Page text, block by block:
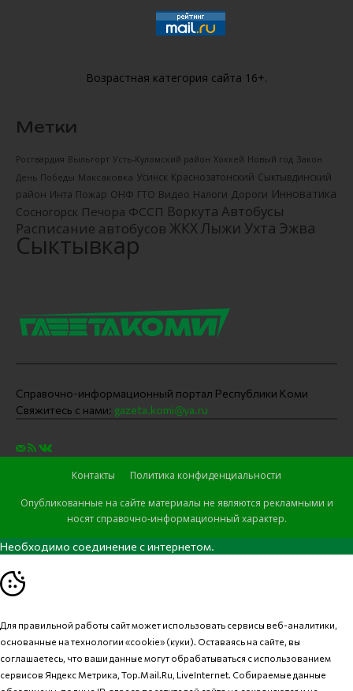
Возрастная категория сайта 16+.
Метки
Росгвардия Выльгорт Усть-Куломский район Хоккей Новый год Закон
День Победы Максаковка Усинск Краснозатонский Сыктывдинский
район Инта Пожар ОНФ ГТО Видео Налоги Дороги Инноватика
Сосногорск Печора ФССП Воркута Автобусы
Расписание автобусов ЖКХЛыжи Ухта Эжва
Сыктывкар
Справочно-информационный портал Республики Коми
Свяжитесь с нами: gazeta.komi@ya.ru
Контакты Политика конфиденциальности
Опубликованные на сайте материалы не являются рекламными и
носят справочно-информационный характер.
Необходимо соединение с интернетом.
Для правильной работы сайт может использовать сервисы веб-аналитики,
основанные на технологии «cookie» (куки). Оставаясь на сайте, вы
соглашаетесь, что ваши данные могут обрабатываться с использованием
сервисов Яндекс Метрика, Top.Mail.Ru, LiveInternet. Собираемые данные